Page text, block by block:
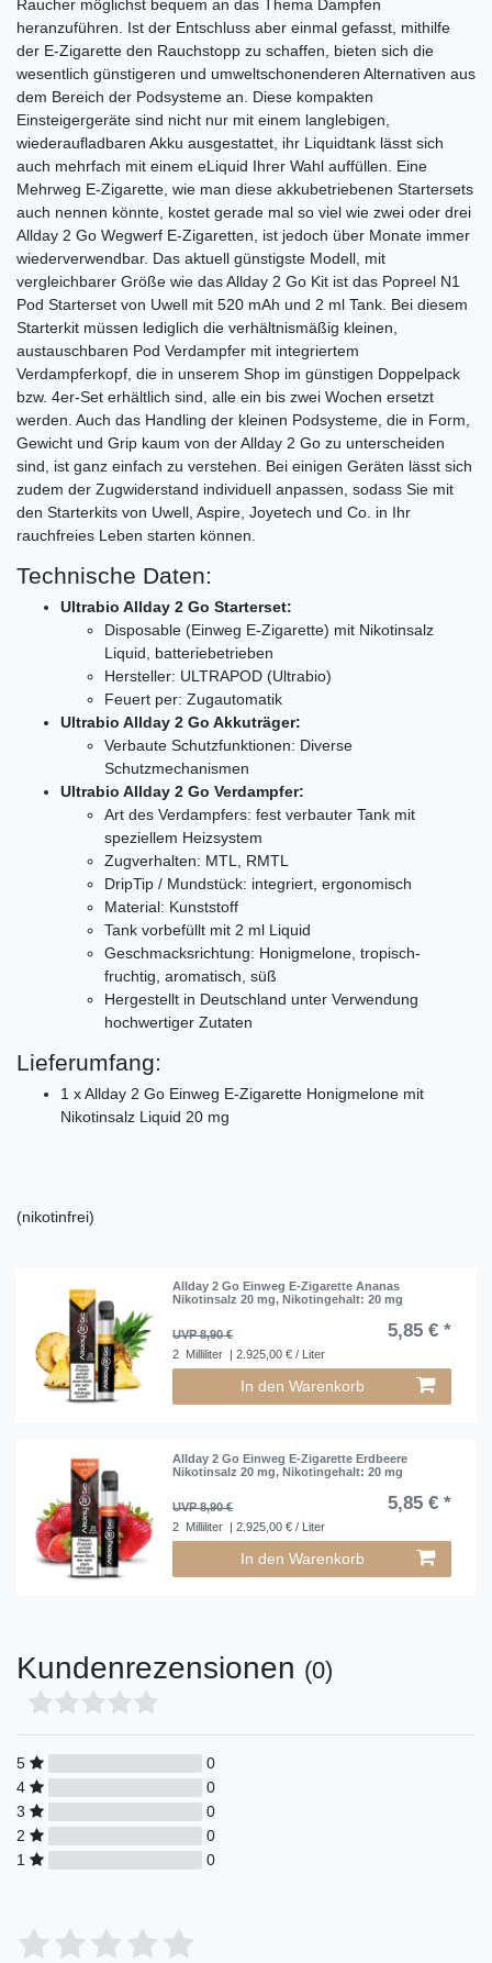
Raucher möglichst bequem an das Thema Dampfen
heranzuführen. Ist der Entschluss aber einmal gefasst, mithilfe
der E-Zigarette den Rauchstopp zu schaffen, bieten sich die
wesentlich günstigeren und umweltschonenderen Alternativen aus
dem Bereich der Podsysteme an. Diese kompakten
Einsteigergeräte sind nicht nur mit einem langlebigen,
wiederaufladbaren Akku ausgestattet, ihr Liquidtank lässt sich
auch mehrfach mit einem eLiquid Ihrer Wahl auffüllen. Eine
Mehrweg E-Zigarette, wie man diese akkubetriebenen Startersets
auch nennen könnte, kostet gerade mal so viel wie zwei oder drei
Allday 2 Go Wegwerf E-Zigaretten, ist jedoch über Monate immer
wiederverwendbar. Das aktuell günstigste Modell, mit
vergleichbarer Größe wie das Allday 2 Go Kit ist das Popreel N1
Pod Starterset von Uwell mit 520 mAh und 2 ml Tank. Bei diesem
Starterkit müssen lediglich die verhältnismäßig kleinen,
austauschbaren Pod Verdampfer mit integriertem
Verdampferkopf, die in unserem Shop im günstigen Doppelpack
bzw. 4er-Set erhältlich sind, alle ein bis zwei Wochen ersetzt
werden. Auch das Handling der kleinen Podsysteme, die in Form,
Gewicht und Grip kaum von der Allday 2 Go zu unterscheiden
sind, ist ganz einfach zu verstehen. Bei einigen Geräten lässt sich
zudem der Zugwiderstand individuell anpassen, sodass Sie mit
den Starterkits von Uwell, Aspire, Joyetech und Co. in Ihr
rauchfreies Leben starten können.
Technische Daten:
Ultrabio Allday 2 Go Starterset:
Disposable (Einweg E-Zigarette) mit Nikotinsalz
Liquid, batteriebetrieben
Hersteller: ULTRAPOD (Ultrabio)
Feuert per: Zugautomatik
Ultrabio Allday 2 Go Akkuträger:
Verbaute Schutzfunktionen: Diverse
Schutzmechanismen
Ultrabio Allday 2 Go Verdampfer:
Art des Verdampfers: fest verbauter Tank mit
speziellem Heizsystem
Zugverhalten: MTL, RMTL
DripTip / Mundstück: integriert, ergonomisch
Material: Kunststoff
Tank vorbefüllt mit 2 ml Liquid
Geschmacksrichtung: Honigmelone, tropisch-
fruchtig, aromatisch, süß
Hergestellt in Deutschland unter Verwendung
hochwertiger Zutaten
Lieferumfang:
1 x Allday 2 Go Einweg E-Zigarette Honigmelone mit
Nikotinsalz Liquid 20 mg
(nikotinfrei)
Allday 2 Go Einweg E-Zigarette Ananas
Nikotinsalz 20 mg, Nikotingehalt: 20 mg
UVP 8,90 € 5,85 € *
2 Milliliter | 2.925,00 € / Liter
In den Warenkorb
Allday 2 Go Einweg E-Zigarette Erdbeere
Nikotinsalz 20 mg, Nikotingehalt: 20 mg
UVP 8,90 € 5,85 € *
2 Milliliter | 2.925,00 € / Liter
In den Warenkorb
Kundenrezensionen (0)
5
0
4
0
3
0
2
0
1
0
Bewertungssterne
4
3
2
1